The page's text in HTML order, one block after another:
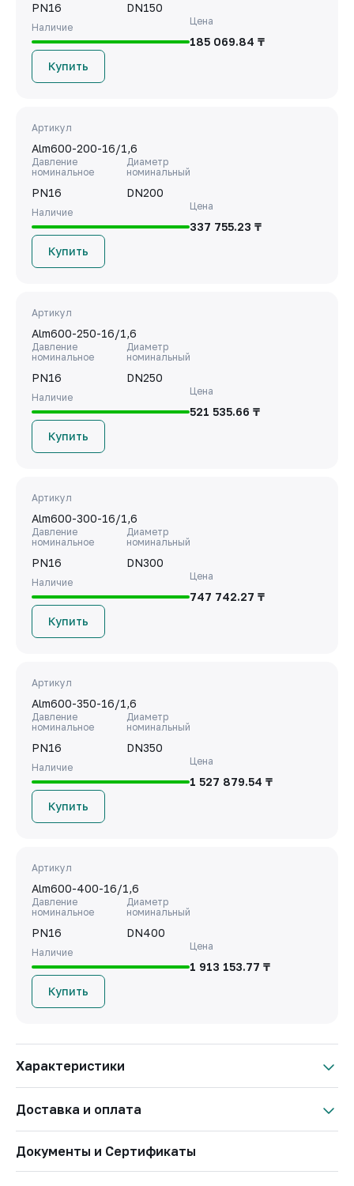
PN16 DN150
Наличие
Цена
185 069.84 ₸
Купить
Артикул
Alm600-200-16/1,6
Давление
номинальное
PN16
Диаметр
номинальный
DN200
Наличие
Цена
337 755.23 ₸
Купить
Артикул
Alm600-250-16/1,6
Давление
номинальное
PN16
Диаметр
номинальный
DN250
Наличие
Цена
521 535.66 ₸
Купить
Артикул
Alm600-300-16/1,6
Давление
номинальное
PN16
Диаметр
номинальный
DN300
Наличие
Цена
747 742.27 ₸
Купить
Артикул
Alm600-350-16/1,6
Давление
номинальное
PN16
Диаметр
номинальный
DN350
Наличие
Цена
1 527 879.54 ₸
Купить
Артикул
Alm600-400-16/1,6
Давление
номинальное
PN16
Диаметр
номинальный
DN400
Наличие
Цена
1 913 153.77 ₸
Купить
Характеристики
номинальное
Артикул
Материал корпуса Чугун
Доставка и оплата
Условия оплаты
Документы и Сертификаты